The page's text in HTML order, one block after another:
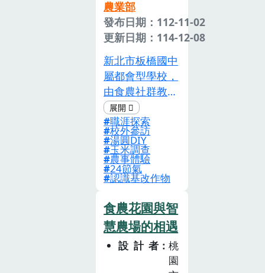
題，思考柚子的
各項價值 ; 主題
二「翻轉盛柚大
作戰」讓學生體
驗烹飪教室的節
能設備，連結生
物與化學課程學
習的科學知識，
將柚子「全食物
利用」製作果醬
與洗碗精，主題
三「柚學成果發
統整課程學習成
果，進行反思，
製作專題報告。
農業部
發布日期：112-11-02
更新日期：114-12-08
新北市板橋國中
屬都會型學校，
由食農社群教師
合作，研發跨領
域的校訂彈性課
程，將食農教育
帶入學生視野。
課程設計橫跨
「農業生產與環
境」、「飲食生
活與文化」、
「飲食、健康與
消費」三個面
職涯探索
校外參訪
湯圓DIY
玉米調查
農事體驗
24節氣
認識基改作物
食農花園與智
慧農場的相遇
設計者
桃
園